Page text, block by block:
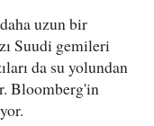
uzun bir
Suudi gemileri
da su yolundan
Bloomberg'in